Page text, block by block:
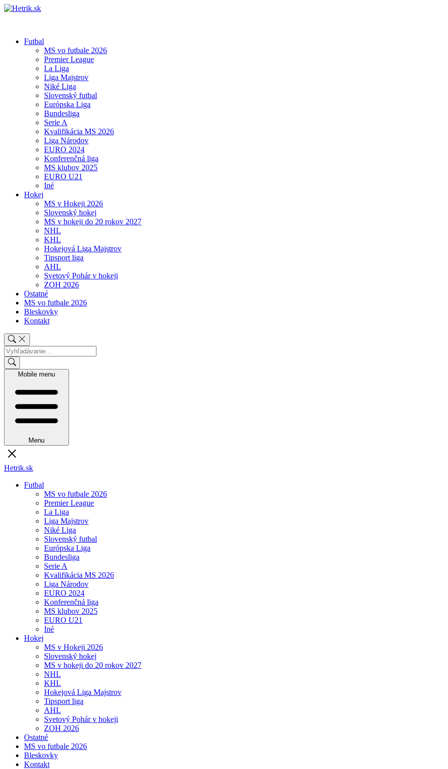
Futbal
MS vo futbale 2026
Premier League
La Liga
Liga Majstrov
Niké Liga
Slovenský futbal
Európska Liga
Bundesliga
Serie A
Kvalifikácia MS 2026
Liga Národov
EURO 2024
Konferenčná liga
MS klubov 2025
EURO U21
Iné
Hokej
MS v Hokeji 2026
Slovenský hokej
MS v hokeji do 20 rokov 2027
NHL
KHL
Hokejová Liga Majstrov
Tipsport liga
AHL
Svetový Pohár v hokeji
ZOH 2026
Ostatné
MS vo futbale 2026
Bleskovky
Kontakt
Mobile menu
Menu
Hetrik.sk
Futbal
MS vo futbale 2026
Premier League
La Liga
Liga Majstrov
Niké Liga
Slovenský futbal
Európska Liga
Bundesliga
Serie A
Kvalifikácia MS 2026
Liga Národov
EURO 2024
Konferenčná liga
MS klubov 2025
EURO U21
Iné
Hokej
MS v Hokeji 2026
Slovenský hokej
MS v hokeji do 20 rokov 2027
NHL
KHL
Hokejová Liga Majstrov
Tipsport liga
AHL
Svetový Pohár v hokeji
ZOH 2026
Ostatné
MS vo futbale 2026
Bleskovky
Kontakt